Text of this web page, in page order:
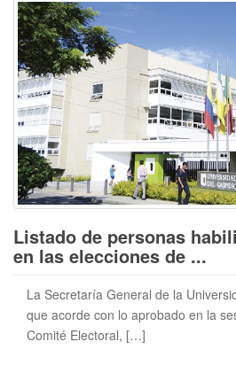
Listado de personas
en las elecciones de ...
La Secretaría General de la
que acorde con lo aprobado en la
Comité Electoral, […]